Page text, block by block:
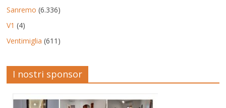
Sanremo (6.336)
V1 (4)
Ventimiglia (611)
I nostri sponsor